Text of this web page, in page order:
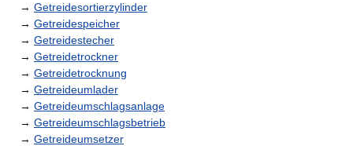
→ Getreidesortierzylinder
→ Getreidespeicher
→ Getreidestecher
→ Getreidetrockner
→ Getreidetrocknung
→ Getreideumlader
→ Getreideumschlagsanlage
→ Getreideumschlagsbetrieb
→ Getreideumsetzer